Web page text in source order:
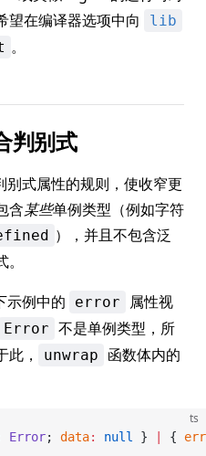
望在编译器选项中向
lib
。
判别式
式属性的规则，使收窄更
含某些单例类型（例如字符
），并且不包含泛
示例中的
error
属性视
Error 不是单例类型，所
，
unwrap
函数体内的
ts
Error; data: null } {